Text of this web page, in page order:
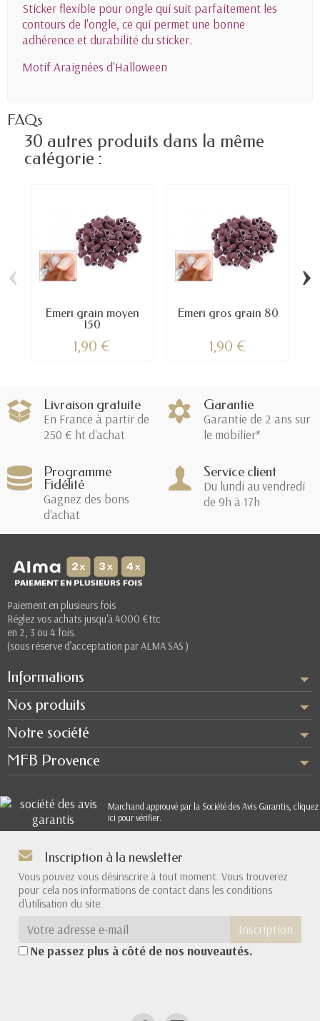
Sticker flexible pour ongle qui suit parfaitement les
contours de l'ongle, ce qui permet une bonne
adhérence et durabilité du sticker.
Motif Araignées d'Halloween
FAQs
30 autres produits dans la même
catégorie :
Emeri grain moyen
150
1,90 €
Emeri gros grain 80
1,90 €
‹ ›
Livraison gratuite
En France à partir de
250 € ht d'achat
Garantie
Garantie de 2 ans sur
le mobilier*
Programme
Fidélité
Gagnez des bons
d'achat
Service client
Du lundi au vendredi
de 9h à 17h
Paiement en plusieurs fois
Réglez vos achats jusqu'à 4000 €ttc
en 2, 3 ou 4 fois.
(sous réserve d’acceptation par ALMA SAS )
Informations
Nos produits
Notre société
MFB Provence
Marchand approuvé par la Société des Avis Garantis, cliquez
ici pour vérifier.
Inscription à la newsletter
Vous pouvez vous désinscrire à tout moment. Vous trouverez
pour cela nos informations de contact dans les conditions
d'utilisation du site.
Inscription
Ne passez plus à côté de nos nouveautés.